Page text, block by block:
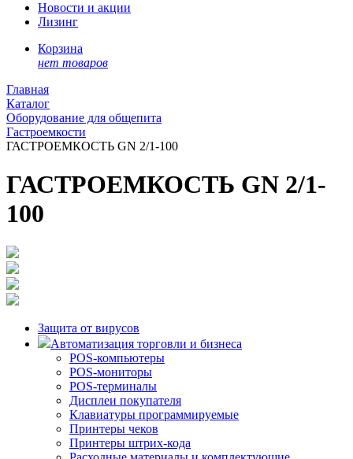
Новости и акции
Лизинг
Корзина
нет товаров
Главная
Каталог
Оборудование для общепита
Гастроемкости
ГАСТРОЕМКОСТЬ GN 2/1-100
ГАСТРОЕМКОСТЬ GN 2/1-
100
Защита от вирусов
Автоматизация торговли и бизнеса
POS-компьютеры
POS-мониторы
POS-терминалы
Дисплеи покупателя
Клавиатуры программируемые
Принтеры чеков
Принтеры штрих-кода